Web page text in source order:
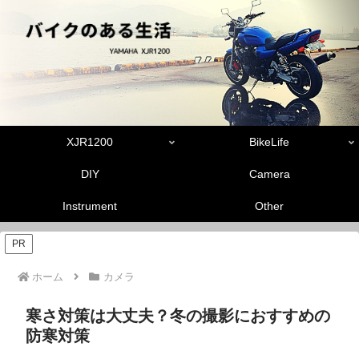
XJR1200 BikeLife
DIY Camera
Instrument Other
PR
ホーム カメラ
寒さ対策は大丈夫？冬の撮影におすすめの
防寒対策